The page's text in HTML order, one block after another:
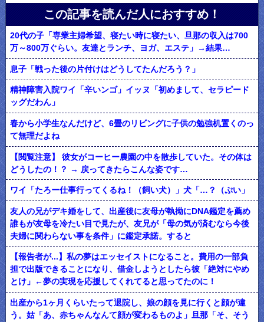
この記事を読んだ人におすすめ！
20代の子「専業主婦希望、寝たい時に寝たい、旦那の収入は700
万～800万ぐらい。友達とランチ、ヨガ、エステ」→結果…
息子「戦った後の片付けはどうしてたんだろう？」
精神障害入院ワイ「辛いンゴ」イッヌ「初めまして、セラピード
ッグだわん」
春から小学生なんだけど、6畳のリビングに子供の勉強机置くのっ
て無理だよね
【閲覧注意】 彼女がコーヒー農園の中を散歩していた。その体は
どうしたの！？ → 戻ってきたらこんな姿です…
ワイ「たろー仕事行ってくるね！（飼い犬）」犬「…？（ぷい」
友人の兄がデキ婚をして、出産後に友母が執拗にDNA鑑定を薦め
誰もが友母を冷たい目で見たが、友兄が「母の気が済むなら今後
夫婦に関わらない事を条件」に鑑定承諾。すると
【報告者が...】私の夢はエッセイストになること。費用の一部負
担で出版できることになり、借金しようとしたら彼「絶対にやめ
とけ」←夢の実現を応援してくれてると思ってたのに！
出産から1ヶ月くらいたって退院し、娘の顔を見に行くと顔が違
う。姑「あ、赤ちゃんなんて顔が変わるものよ」旦那「そ、そう